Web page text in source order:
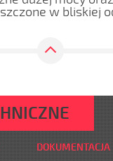
w bliskiej
DOKUMENTACJA